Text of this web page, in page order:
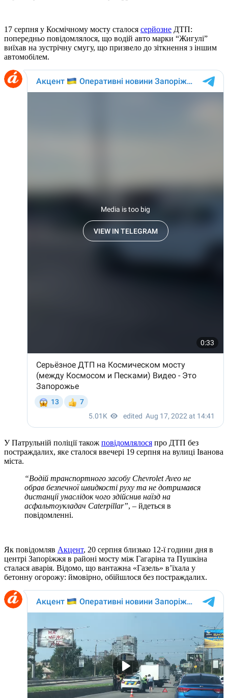
17 серпня у Космічному мосту сталося серйозне ДТП:
попередньо повідомлялося, що водій авто марки “Жигулі”
виїхав на зустрічну смугу, що призвело до зіткнення з іншим
автомобілем.
У Патрульній поліції також повідомлялося про ДТП без
постраждалих, яке сталося ввечері 19 серпня на вулиці Іванова
міста.
“Водій транспортного засобу Chevrolet Aveo не
обрав безпечної швидкості руху та не дотримався
дистанції унаслідок чого здійснив наїзд на
асфальтоукладач Caterpillar”, – йдеться в
повідомленні.
Як повідомляв Акцент, 20 серпня близько 12-ї години дня в
центрі Запоріжжя в районі мосту між Гагаріна та Пушкіна
сталася аварія. Відомо, що вантажна «Газель» в’їхала у
бетонну огорожу: ймовірно, обійшлося без постраждалих.